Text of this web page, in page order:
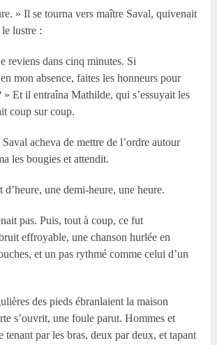
» Il se tourna vers maître Saval, quivenait
lustre :
reviens dans cinq minutes. Si
mon absence, faites les honneurs pour
» Et il entraîna Mathilde, qui s’essuyait les
coup sur coup.
acheva de mettre de l’ordre autour
les bougies et attendit.
une demi-heure, une heure.
pas. Puis, tout à coup, ce fut
effroyable, une chanson hurlée en
et un pas rythmé comme celui d’un
des pieds ébranlaient la maison
s’ouvrit, une foule parut. Hommes et
tenant par les bras, deux par deux, et tapant